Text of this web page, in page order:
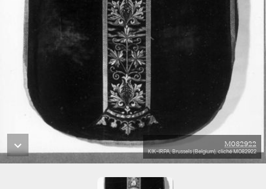
M082922
KIK-IRPA, Brussels (Belgium), cliché M082922